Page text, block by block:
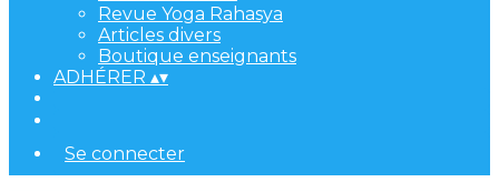
Revue Yoga Rahasya
Articles divers
Boutique enseignants
ADHÉRER ▴▾
Se connecter